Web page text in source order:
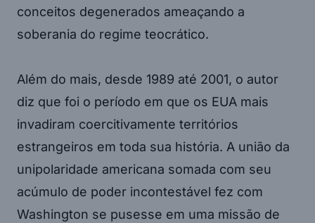
conceitos degenerados ameaçando a
soberania do regime teocrático.
Além do mais, desde 1989 até 2001, o autor
diz que foi o período em que os EUA mais
invadiram coercitivamente territórios
estrangeiros em toda sua história. A união da
unipolaridade americana somada com seu
acúmulo de poder incontestável fez com
Washington se pusesse em uma missão de